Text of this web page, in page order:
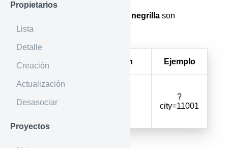
Propietarios
Lista
Detalle
Creación
Actualización
Desasociar
Proyectos
negrilla son
obligatorios
Parámetro Descripción Ejemplo
city
poblados de
?
city=11001